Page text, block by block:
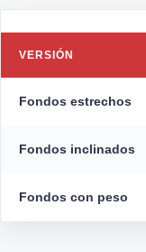
VERSIÓN
Fondos estrechos
Fondos inclinados
Fondos con peso